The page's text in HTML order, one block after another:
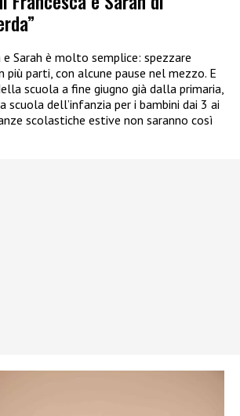
e Sarah è molto semplice: spezzare
più parti, con alcune pause nel mezzo. E
scuola a fine giugno già dalla primaria,
scuola dell’infanzia per i bambini dai 3 ai
scolastiche estive non saranno così